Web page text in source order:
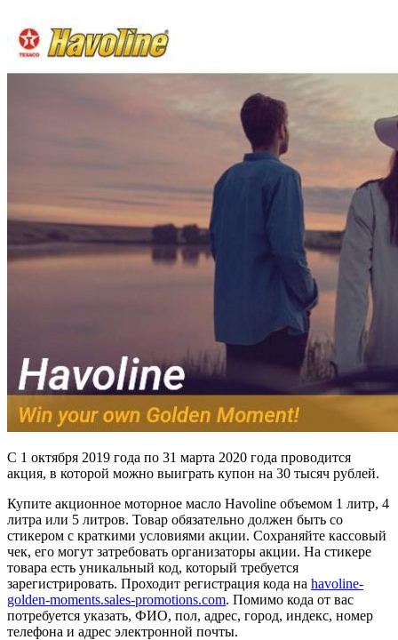
С 1 октября 2019 года по 31 марта 2020 года проводится
акция, в которой можно выиграть купон на 30 тысяч рублей.
Купите акционное моторное масло Havoline объемом 1 литр, 4
литра или 5 литров. Товар обязательно должен быть со
стикером с краткими условиями акции. Сохраняйте кассовый
чек, его могут затребовать организаторы акции. На стикере
товара есть уникальный код, который требуется
зарегистрировать. Проходит регистрация кода на havoline-
golden-moments.sales-promotions.com. Помимо кода от вас
потребуется указать, ФИО, пол, адрес, город, индекс, номер
телефона и адрес электронной почты.